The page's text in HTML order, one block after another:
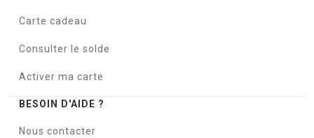
Carte cadeau
Consulter le solde
Activer ma carte
BESOIN D'AIDE ?
Nous contacter